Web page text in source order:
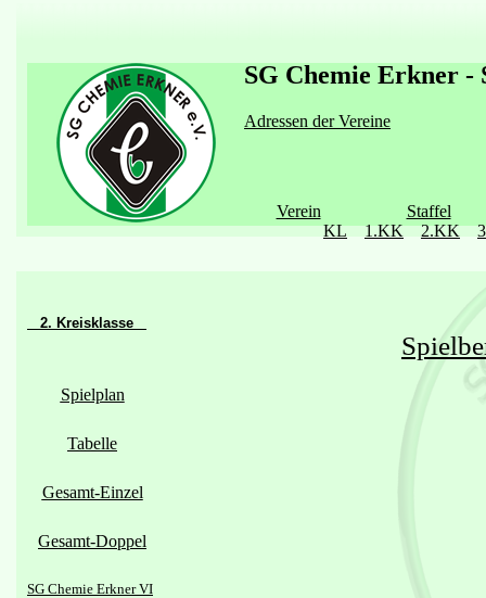
SG Chemie Erkner -
Adressen der Vereine
Verein
Staffel
KL
1.KK 2.KK
2. Kreisklasse
Spielplan
Tabelle
Gesamt-Einzel
Gesamt-Doppel
SG Chemie Erkner VI